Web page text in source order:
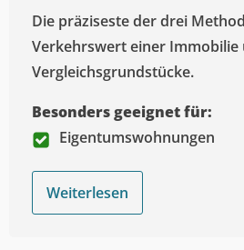
Die präziseste der drei
Verkehrswert einer Immobilie
Vergleichsgrundstücke.
Besonders geeignet für:
Eigentumswohnungen
Weiterlesen